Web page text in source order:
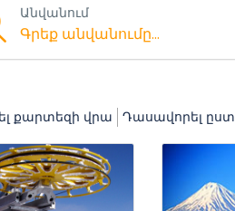
Անվանում
քարտեզի վրա Դասավորել ըստ